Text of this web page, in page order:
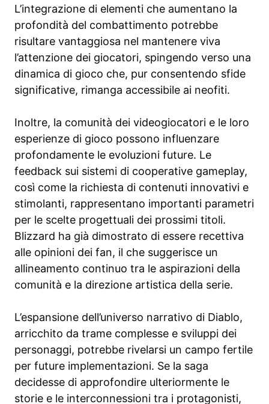
L’integrazione di elementi che aumentano la
profondità del combattimento potrebbe
risultare vantaggiosa nel mantenere viva
l’attenzione dei giocatori, spingendo verso una
dinamica di gioco che, pur consentendo sfide
significative, rimanga accessibile ai neofiti.
Inoltre, la comunità dei videogiocatori e le loro
esperienze di gioco possono influenzare
profondamente le evoluzioni future. Le
feedback sui sistemi di cooperative gameplay,
così come la richiesta di contenuti innovativi e
stimolanti, rappresentano importanti parametri
per le scelte progettuali dei prossimi titoli.
Blizzard ha già dimostrato di essere recettiva
alle opinioni dei fan, il che suggerisce un
allineamento continuo tra le aspirazioni della
comunità e la direzione artistica della serie.
L’espansione dell’universo narrativo di Diablo,
arricchito da trame complesse e sviluppi dei
personaggi, potrebbe rivelarsi un campo fertile
per future implementazioni. Se la saga
decidesse di approfondire ulteriormente le
storie e le interconnessioni tra i protagonisti,